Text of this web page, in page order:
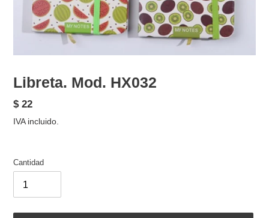
Libreta. Mod. HX032
Precio
habitual
$ 22
IVA incluido.
Cantidad